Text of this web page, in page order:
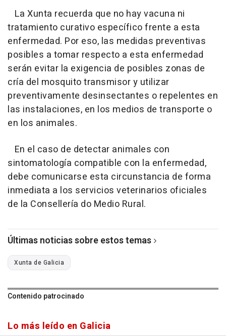
La Xunta recuerda que no hay vacuna ni
tratamiento curativo específico frente a esta
enfermedad. Por eso, las medidas preventivas
posibles a tomar respecto a esta enfermedad
serán evitar la exigencia de posibles zonas de
cría del mosquito transmisor y utilizar
preventivamente desinsectantes o repelentes en
las instalaciones, en los medios de transporte o
en los animales.
En el caso de detectar animales con
sintomatología compatible con la enfermedad,
debe comunicarse esta circunstancia de forma
inmediata a los servicios veterinarios oficiales
de la Consellería do Medio Rural.
Últimas noticias sobre estos temas
Xunta de Galicia
Contenido patrocinado
Lo más leído en Galicia